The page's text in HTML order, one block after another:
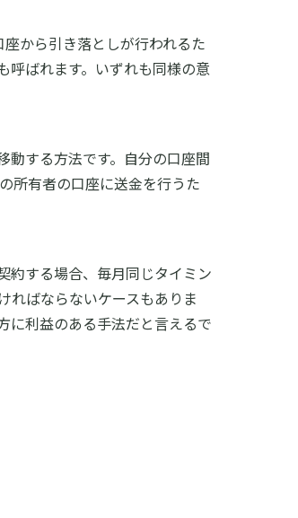
から引き落としが行われるた
呼ばれます。いずれも同様の意
動する方法です。自分の口座間
所有者の口座に送金を行うた
約する場合、毎月同じタイミン
ればならないケースもありま
に利益のある手法だと言えるで